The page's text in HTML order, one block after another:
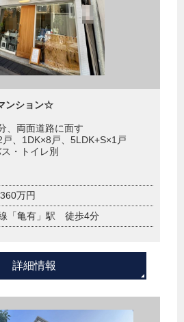
ンション☆
、両面道路に面す
、1DK×8戸、5LDK+S×1戸
・トイレ別
万円
「亀有」駅 徒歩4分
詳細情報